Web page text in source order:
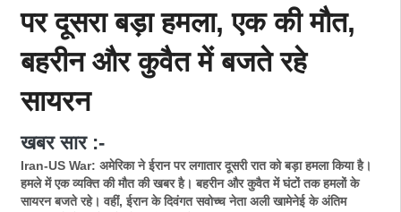
पर दूसरा बड़ा हमला, एक की मौत,
बहरीन और कुवैत में बजते रहे
सायरन
खबर सार :-
Iran-US War: अमेरिका ने ईरान पर लगातार दूसरी रात को बड़ा हमला किया है।
हमले में एक व्यक्ति की मौत की खबर है। बहरीन और कुवैत में घंटों तक हमलों के
सायरन बजते रहे। वहीं, ईरान के दिवंगत सवोच्च नेता अली खामेनेई के अंतिम